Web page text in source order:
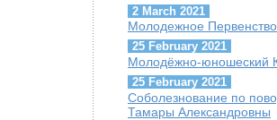
2 March 2021
Молодежное
25 February 2021
Молодёжно-юношеский
25 February 2021
Соболезнование по
Тамары Александровны